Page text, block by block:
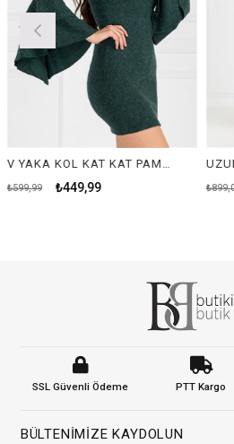
V YAKA KOL KAT KAT PAMUKLU ELBİSE-YEŞİL
₺449,99 ₺899,00
SSL Güvenli Ödeme PTT Kargo
BÜLTENIMIZE KAYDOLUN